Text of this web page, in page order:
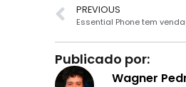
PREVIOUS
Essential Phone tem
Publicado por:
Wagner